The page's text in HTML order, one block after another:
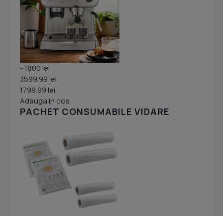
- 1800 lei
3599.99 lei
1799.99 lei
Adauga in cos
PACHET CONSUMABILE VIDARE